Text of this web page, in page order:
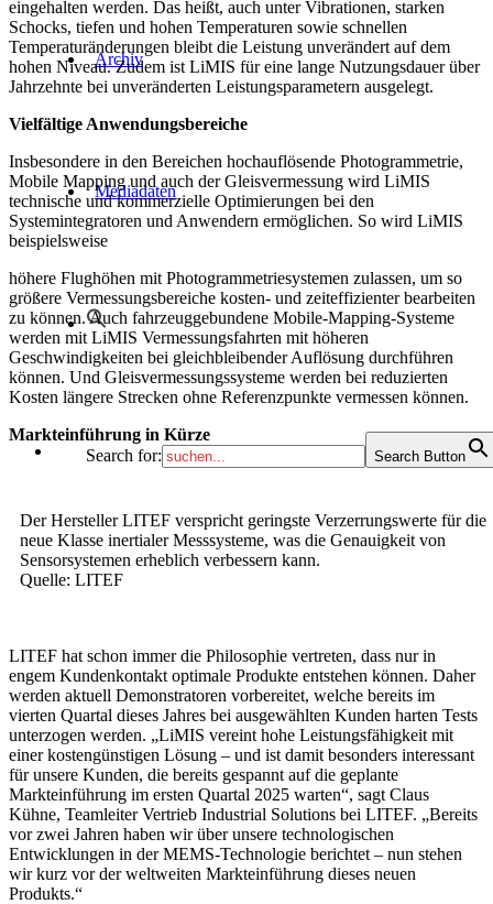
Archiv
Mediadaten
Search for: Search Button
eingehalten werden. Das heißt, auch unter Vibrationen, starken
Schocks, tiefen und hohen Temperaturen sowie schnellen
Temperaturänderungen bleibt die Leistung unverändert auf dem
hohen Niveau. Zudem ist LiMIS für eine lange Nutzungsdauer über
Jahrzehnte bei unveränderten Leistungsparametern ausgelegt.
Vielfältige Anwendungsbereiche
Insbesondere in den Bereichen hochauflösende Photogrammetrie,
Mobile Mapping und auch der Gleisvermessung wird LiMIS
technische und kommerzielle Optimierungen bei den
Systemintegratoren und Anwendern ermöglichen. So wird LiMIS
beispielsweise
höhere Flughöhen mit Photogrammetriesystemen zulassen, um so
größere Vermessungsbereiche kosten- und zeiteffizienter bearbeiten
zu können. Auch fahrzeuggebundene Mobile-Mapping-Systeme
werden mit LiMIS Vermessungsfahrten mit höheren
Geschwindigkeiten bei gleichbleibender Auflösung durchführen
können. Und Gleisvermessungssysteme werden bei reduzierten
Kosten längere Strecken ohne Referenzpunkte vermessen können.
Markteinführung in Kürze
Der Hersteller LITEF verspricht geringste Verzerrungswerte für die
neue Klasse inertialer Messsysteme, was die Genauigkeit von
Sensorsystemen erheblich verbessern kann.
Quelle: LITEF
LITEF hat schon immer die Philosophie vertreten, dass nur in
engem Kundenkontakt optimale Produkte entstehen können. Daher
werden aktuell Demonstratoren vorbereitet, welche bereits im
vierten Quartal dieses Jahres bei ausgewählten Kunden harten Tests
unterzogen werden. „LiMIS vereint hohe Leistungsfähigkeit mit
einer kostengünstigen Lösung – und ist damit besonders interessant
für unsere Kunden, die bereits gespannt auf die geplante
Markteinführung im ersten Quartal 2025 warten“, sagt Claus
Kühne, Teamleiter Vertrieb Industrial Solutions bei LITEF. „Bereits
vor zwei Jahren haben wir über unsere technologischen
Entwicklungen in der MEMS-Technologie berichtet – nun stehen
wir kurz vor der weltweiten Markteinführung dieses neuen
Produkts.“